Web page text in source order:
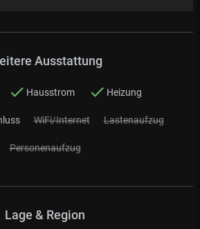
Ausstattung
Hausstrom Heizung
WiFi/Internet Lastenaufzug
Personenaufzug
Lage & Region